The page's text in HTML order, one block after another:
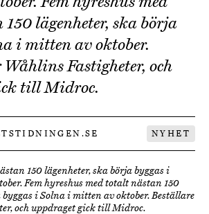
lägenheter, ska börja
i mitten av oktober.
Fastigheter, och
till Midroc.
NYHET
150 lägenheter, ska börja byggas i
Fem hyreshus med totalt nästan 150
byggas i Solna i mitten av oktober. Beställare
och uppdraget gick till Midroc.